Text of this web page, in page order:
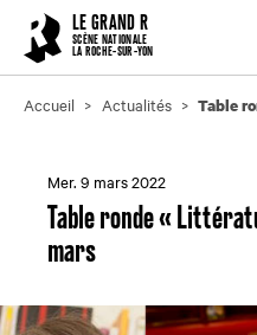
LE GRAND R
SCÈNE NATIONALE
LA ROCHE-SUR-YON
Accueil Actualités Table
Mer. 9 mars 2022
Table ronde «
mars
Cookies management panel